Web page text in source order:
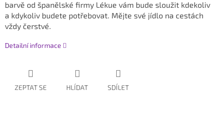
barvě od španělské firmy Lékue vám bude sloužit kdekoliv
a kdykoliv budete potřebovat. Mějte své jídlo na cestách
vždy čerstvé.
Detailní informace
ZEPTAT SE HLÍDAT SDÍLET